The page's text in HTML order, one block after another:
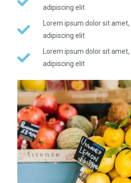
adipiscing elit
Lorem ipsum dolor sit
adipiscing elit
Lorem ipsum dolor sit
adipiscing elit